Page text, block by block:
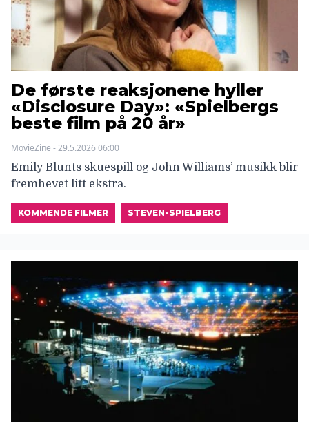
De første reaksjonene hyller
«Disclosure Day»: «Spielbergs
beste film på 20 år»
MovieZine - 29.5.2026 06:00
Emily Blunts skuespill og John Williams’ musikk blir
fremhevet litt ekstra.
KOMMENDE FILMER STEVEN-SPIELBERG